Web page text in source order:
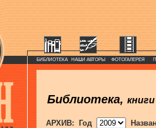
БИБЛИОТЕКА НАШИ АВТОРЫ ФОТОГАЛЕРЕЯ
Библиотека, книги
АРХИВ: Год